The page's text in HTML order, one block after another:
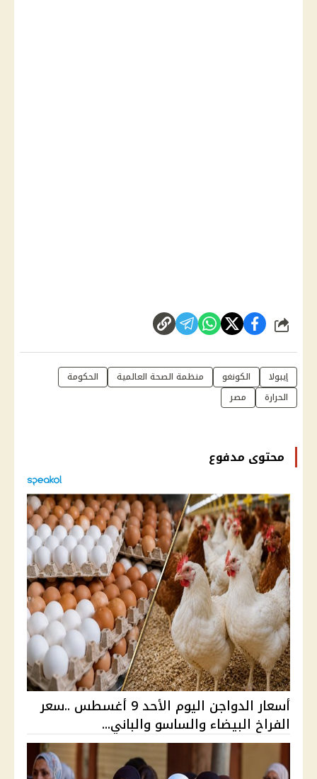
شارك
إيبولا الكونغو منظمة الصحة العالمية
الحكومة
الحرارة
مصر
محتوى مدفوع
أسعار الدواجن اليوم الأحد 9 أغسطس ..سعر
الفراخ البيضاء والساسو والباني...